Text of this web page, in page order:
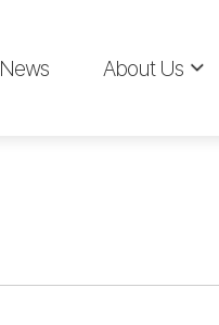
News About Us